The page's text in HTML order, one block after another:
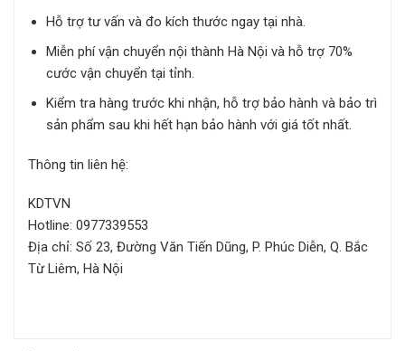
Hỗ trợ tư vấn và đo kích thước ngay tại nhà.
Miễn phí vận chuyển nội thành Hà Nội và hỗ trợ 70%
cước vận chuyển tại tỉnh.
Kiểm tra hàng trước khi nhận, hỗ trợ bảo hành và bảo trì
sản phẩm sau khi hết hạn bảo hành với giá tốt nhất.
Thông tin liên hệ:
KDTVN
Hotline: 0977339553
Địa chỉ: Số 23, Đường Văn Tiến Dũng, P. Phúc Diễn, Q. Bắc
Từ Liêm, Hà Nội